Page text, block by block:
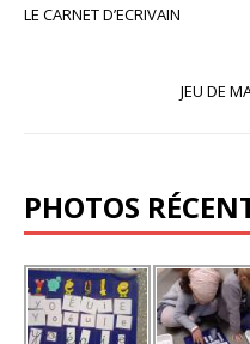
LE CARNET D’ECRIVAIN
JEU DE
PHOTOS